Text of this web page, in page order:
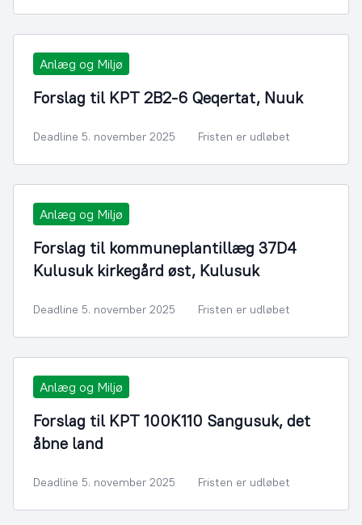
Anlæg og Miljø
Forslag til KPT 2B2-6 Qeqertat, Nuuk
Deadline 5. november 2025 Fristen er udløbet
Anlæg og Miljø
Forslag til kommuneplantillæg 37D4
Kulusuk kirkegård øst, Kulusuk
Deadline 5. november 2025 Fristen er udløbet
Anlæg og Miljø
Forslag til KPT 100K110 Sangusuk, det
åbne land
Deadline 5. november 2025 Fristen er udløbet